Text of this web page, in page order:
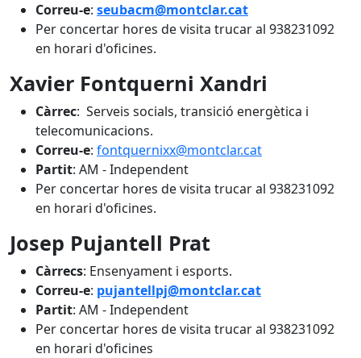
Correu-e: seubacm@montclar.cat
Per concertar hores de visita trucar al 938231092
en horari d'oficines.
Xavier Fontquerni Xandri
Càrrec: Serveis socials, transició energètica i
telecomunicacions.
Correu-e: fontquernixx@montclar.cat
Partit: AM - Independent
Per concertar hores de visita trucar al 938231092
en horari d'oficines.
Josep Pujantell Prat
Càrrecs: Ensenyament i esports.
Correu-e: pujantellpj@montclar.cat
Partit: AM - Independent
Per concertar hores de visita trucar al 938231092
en horari d'oficines